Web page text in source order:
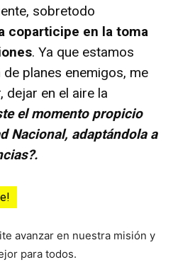
sobretodo
coparticipe en la toma
. Ya que estamos
planes enemigos, me
dejar en el aire la
el momento propicio
Nacional, adaptándola a
avanzar en nuestra misión y
para todos.